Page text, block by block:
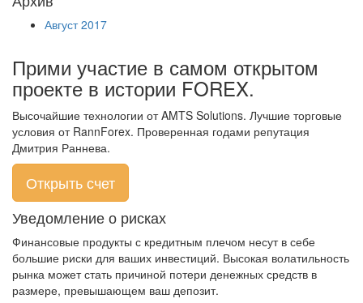
Август 2017
Прими участие в самом открытом
проекте в истории FOREX.
Высочайшие технологии от AMTS Solutions. Лучшие торговые
условия от RannForex. Проверенная годами репутация
Дмитрия Раннева.
Открыть счет
Уведомление о рисках
Финансовые продукты с кредитным плечом несут в себе
большие риски для ваших инвестиций. Высокая волатильность
рынка может стать причиной потери денежных средств в
размере, превышающем ваш депозит.